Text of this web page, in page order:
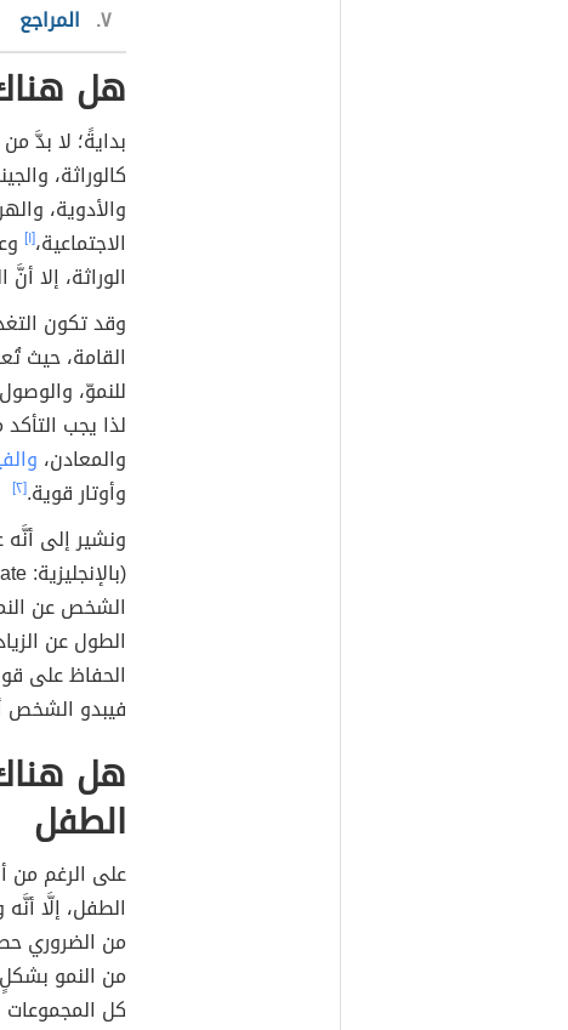
٧ المراجع
هل
بدايةً؛ لا بدَّ
كالوراثة،
والأدوية،
الاجتماعية،[١]
الوراثة، إلا
وقد تكون
القامة، حيث
للنموّ،
لذا يجب
والمعادن،
وأوتار قوية.[٢]
ونشير إلى
الطول عن
الحفاظ على
فيبدو الشخص
هل
الطفل
على الرغم من
الطفل، إلَّا
من الضروري
من النمو
كل المجموعات